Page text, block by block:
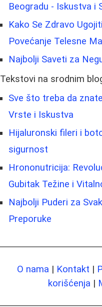
Beogradu - Iskustva i
Kako Se Zdravo
Povećanje Telesne
Najbolji Saveti za
Tekstovi na srodnim
Sve što treba da
Vrste i Iskustva
Hijaluronski fileri i
sigurnost
Hrononutricija:
Gubitak Težine i
Najbolji Puderi za
Preporuke
O nama | Kontakt |
korišćenja |